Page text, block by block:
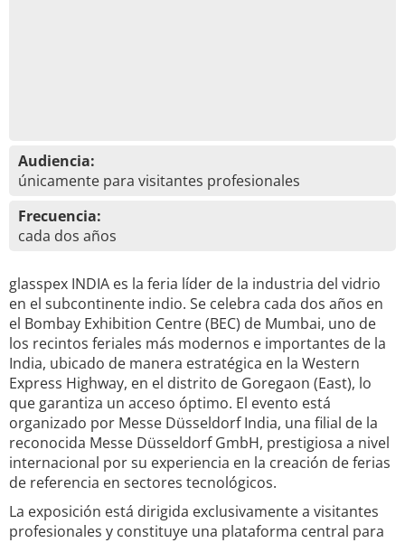
Audiencia:
únicamente para visitantes profesionales
Frecuencia:
cada dos años
glasspex INDIA es la feria líder de la industria del vidrio
en el subcontinente indio. Se celebra cada dos años en
el Bombay Exhibition Centre (BEC) de Mumbai, uno de
los recintos feriales más modernos e importantes de la
India, ubicado de manera estratégica en la Western
Express Highway, en el distrito de Goregaon (East), lo
que garantiza un acceso óptimo. El evento está
organizado por Messe Düsseldorf India, una filial de la
reconocida Messe Düsseldorf GmbH, prestigiosa a nivel
internacional por su experiencia en la creación de ferias
de referencia en sectores tecnológicos.
La exposición está dirigida exclusivamente a visitantes
profesionales y constituye una plataforma central para